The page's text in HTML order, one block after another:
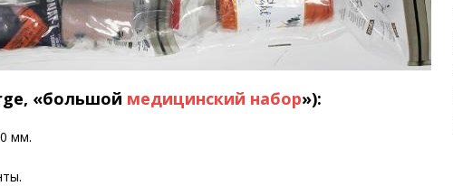
«большой медицинский набор»):
мм.